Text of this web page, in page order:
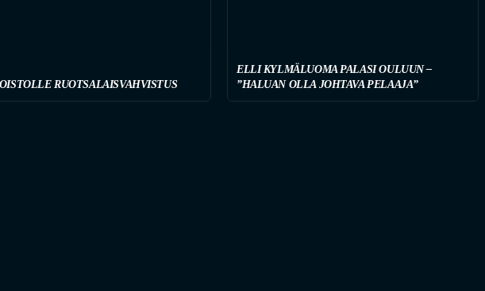
RUOTSALAISVAHVISTUS
ELLI KYLMÄLUOMA PALASI OULUUN –
”HALUAN OLLA JOHTAVA PELAAJA”